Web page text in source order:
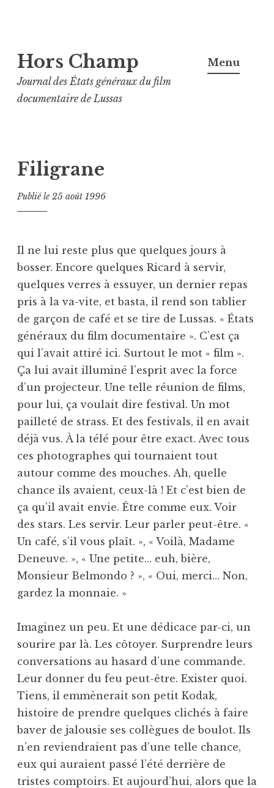
au
contenu
principal
Hors Champ
Journal des États généraux du film
documentaire de Lussas
Menu
Filigrane
Publié le25 août 1996
Il ne lui reste plus que quelques jours à
bosser. Encore quelques Ricard à servir,
quelques verres à essuyer, un dernier repas
pris à la va-vite, et basta, il rend son tablier
de garçon de café et se tire de Lussas. « États
généraux du film documentaire ». C’est ça
qui l’avait attiré ici. Surtout le mot « film ».
Ça lui avait illuminé l’esprit avec la force
d’un projecteur. Une telle réunion de films,
pour lui, ça voulait dire festival. Un mot
pailleté de strass. Et des festivals, il en avait
déjà vus. À la télé pour être exact. Avec tous
ces photographes qui tournaient tout
autour comme des mouches. Ah, quelle
chance ils avaient, ceux-là ! Et c’est bien de
ça qu’il avait envie. Être comme eux. Voir
des stars. Les servir. Leur parler peut-être. «
Un café, s’il vous plaît. », « Voilà, Madame
Deneuve. », « Une petite… euh, bière,
Monsieur Bel­mondo ? », « Oui, merci… Non,
gardez la monnaie. »
Imaginez un peu. Et une dédicace par-ci, un
sourire par là. Les côtoyer. Surprendre leurs
conversations au hasard d’une commande.
Leur donner du feu peut-être. Exister quoi.
Tiens, il emmènerait son petit Kodak,
histoire de prendre quelques clichés à faire
baver de jalousie ses collègues de boulot. Ils
n’en reviendraient pas d’une telle chance,
eux qui auraient passé l’été derrière de
tristes comptoirs. Et aujourd’hui, alors que la